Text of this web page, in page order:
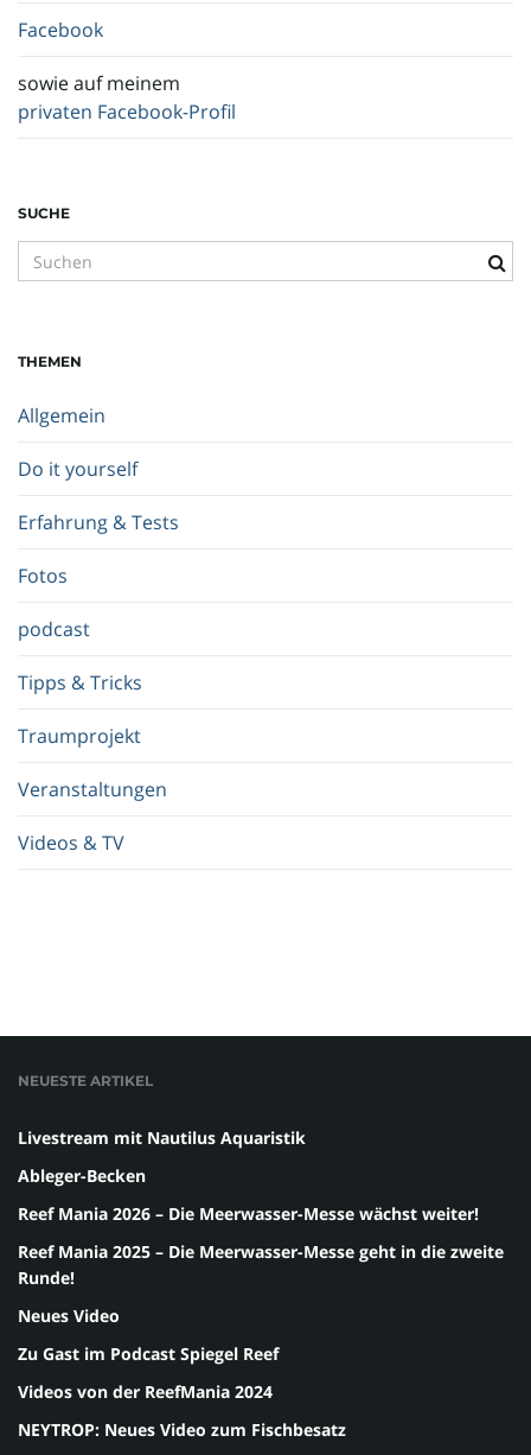
Facebook
sowie auf meinem
privaten Facebook-Profil
SUCHE
u
b
g
i
f
.
.
.
THEMEN
Allgemein
Do it yourself
Erfahrung & Tests
Fotos
podcast
Tipps & Tricks
Traumprojekt
Veranstaltungen
Videos & TV
NEUESTE ARTIKEL
Livestream mit Nautilus Aquaristik
Ableger-Becken
Reef Mania 2026 – Die Meerwasser-Messe wächst weiter!
Reef Mania 2025 – Die Meerwasser-Messe geht in die zweite
Runde!
Neues Video
Zu Gast im Podcast Spiegel Reef
Videos von der ReefMania 2024
NEYTROP: Neues Video zum Fischbesatz